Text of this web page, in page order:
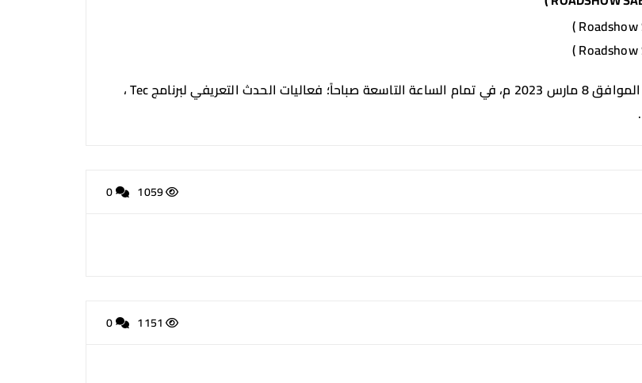
استضاف مدرج مركز اللغات بجامعة سبها صباح يوم الأربعاء، الموافق 8 مارس 2023 م، في تمام الساعة التاسعة صباحاً؛ فعاليات الحدث التعريفي لبرنامج Tec ،
1059
1151